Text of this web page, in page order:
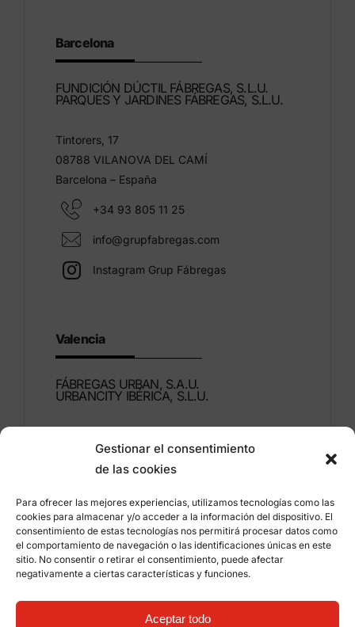
Gestionar el consentimiento
de las cookies
Para ofrecer las mejores experiencias, utilizamos tecnologías como las
cookies para almacenar y/o acceder a la información del dispositivo. El
consentimiento de estas tecnologías nos permitirá procesar datos como
el comportamiento de navegación o las identificaciones únicas en este
sitio. No consentir o retirar el consentimiento, puede afectar
negativamente a ciertas características y funciones.
Aceptar todo
Barcelona
FUNDICIÓN DÚCTIL FÁBREGAS, S.L.U.
PARQUES Y JARDINES FÁBREGAS, S.L.U.
Tintorers, 17
08788 VILANOVA DEL CAMÍ
Barcelona – España
+34 93 805 11 25
info@grupfabregas.com
Instagram Grup Fábregas
Valencia
FÁBREGAS URBAN, S.A.U.
URBANCITY IBÉRICA, S.L.U.
46960 ALDAIA
Valencia – España
+34 96 151 53 44
info@grupfabregas.com
Grup Fábregas
Acceso distribuidores
Aviso legal
Política de privacidad
Información sobre cookies